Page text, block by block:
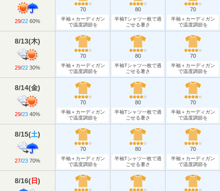
29/22 60%
70
半袖＋カーディガン
で温度調節を
80
半袖Tシャツ一枚で過
ごせる暑さ
70
半袖＋カーディガン
で温度調節を
8/13(木)
29/22 30%
70
半袖＋カーディガン
で温度調節を
80
半袖Tシャツ一枚で過
ごせる暑さ
70
半袖＋カーディガン
で温度調節を
8/14(金)
29/23 40%
70
半袖＋カーディガン
で温度調節を
80
半袖Tシャツ一枚で過
ごせる暑さ
70
半袖＋カーディガン
で温度調節を
8/15(土)
27/23 70%
70
半袖＋カーディガン
で温度調節を
80
半袖Tシャツ一枚で過
ごせる暑さ
70
半袖＋カーディガン
で温度調節を
8/16(日)